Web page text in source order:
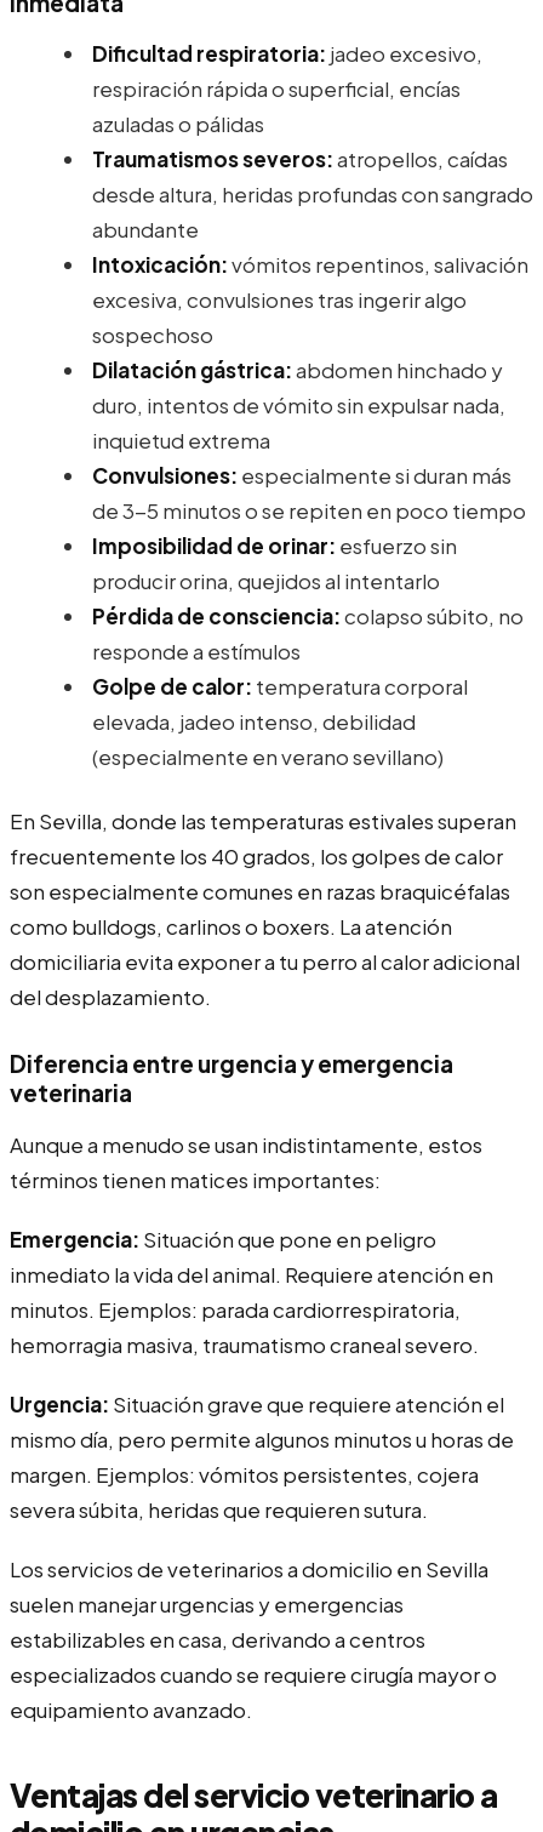
Dificultad respiratoria: jadeo excesivo,
respiración rápida o superficial, encías
azuladas o pálidas
Traumatismos severos:atropellos, caídas
desde altura, heridas profundas con sangrado
abundante
Intoxicación:vómitos repentinos, salivación
excesiva, convulsiones tras ingerir algo
sospechoso
Dilatación gástrica:abdomen hinchado y
duro, intentos de vómito sin expulsar nada,
inquietud extrema
Convulsiones: especialmente si duran más
de 3-5 minutos o se repiten en poco tiempo
Imposibilidad de orinar: esfuerzo sin
producir orina, quejidos al intentarlo
Pérdida de consciencia:colapso súbito, no
responde a estímulos
Golpe de calor: temperatura corporal
elevada, jadeo intenso, debilidad
(especialmente en verano sevillano)
En Sevilla, donde las temperaturas estivales superan
frecuentemente los 40 grados, los golpes de calor
son especialmente comunes en razas braquicéfalas
como bulldogs, carlinos o boxers. La atención
domiciliaria evita exponer a tu perro al calor adicional
del desplazamiento.
Diferencia entre urgencia y emergencia
veterinaria
Aunque a menudo se usan indistintamente, estos
términos tienen matices importantes:
Emergencia: Situación que pone en peligro
inmediato la vida del animal. Requiere atención en
minutos. Ejemplos: parada cardiorrespiratoria,
hemorragia masiva, traumatismo craneal severo.
Urgencia: Situación grave que requiere atención el
mismo día, pero permite algunos minutos u horas de
margen. Ejemplos: vómitos persistentes, cojera
severa súbita, heridas que requieren sutura.
Los servicios de veterinarios a domicilio en Sevilla
suelen manejar urgencias y emergencias
estabilizables en casa, derivando a centros
especializados cuando se requiere cirugía mayor o
equipamiento avanzado.
Ventajas del servicio veterinario a